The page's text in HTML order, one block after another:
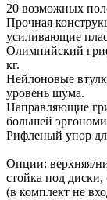
20 возможных
Прочная
усиливающие
Олимпийский
кг.
Нейлоновые
уровень шума.
Направляющие
большей
Рифленый упор
Опции: верхняя/
стойка под диски,
(в комплект не